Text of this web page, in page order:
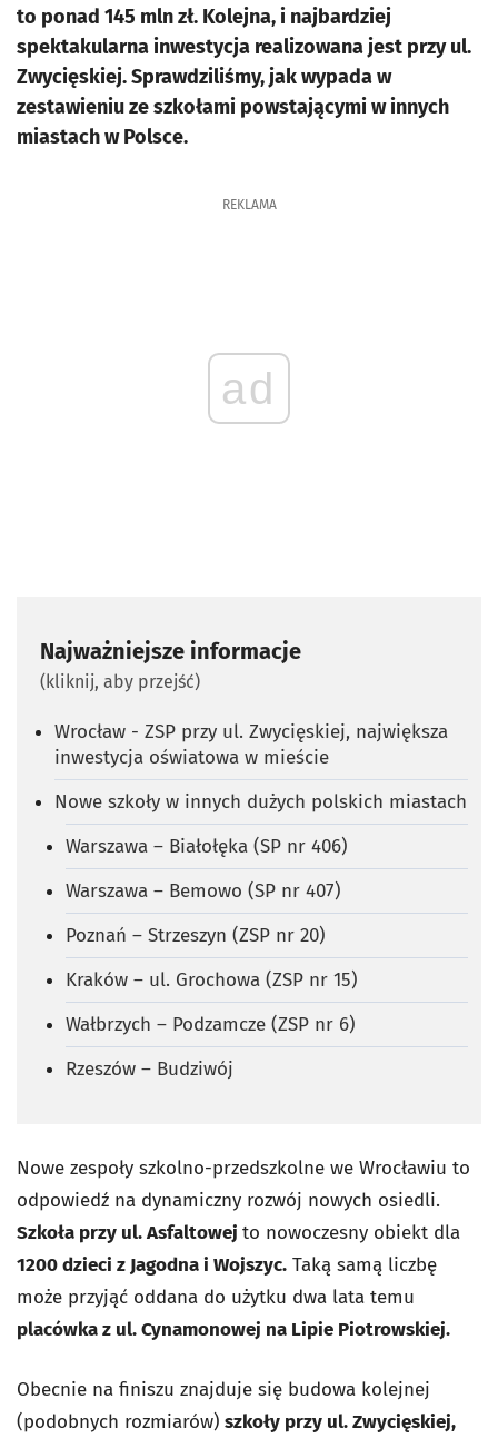
to ponad 145 mln zł. Kolejna, i najbardziej
spektakularna inwestycja realizowana jest przy ul.
Zwycięskiej. Sprawdziliśmy, jak wypada w
zestawieniu ze szkołami powstającymi w innych
miastach w Polsce.
REKLAMA
ad
Najważniejsze informacje
(kliknij, aby przejść)
Wrocław - ZSP przy ul. Zwycięskiej, największa
inwestycja oświatowa w mieście
Nowe szkoły w innych dużych polskich miastach
Warszawa – Białołęka (SP nr 406)
Warszawa – Bemowo (SP nr 407)
Poznań – Strzeszyn (ZSP nr 20)
Kraków – ul. Grochowa (ZSP nr 15)
Wałbrzych – Podzamcze (ZSP nr 6)
Rzeszów – Budziwój
Nowe zespoły szkolno-przedszkolne we Wrocławiu to
odpowiedź na dynamiczny rozwój nowych osiedli.
Szkoła przy ul. Asfaltowej to nowoczesny obiekt dla
1200 dzieci z Jagodna i Wojszyc. Taką samą liczbę
może przyjąć oddana do użytku dwa lata temu
placówka z ul. Cynamonowej na Lipie Piotrowskiej.
Obecnie na finiszu znajduje się budowa kolejnej
(podobnych rozmiarów) szkoły przy ul. Zwycięskiej,